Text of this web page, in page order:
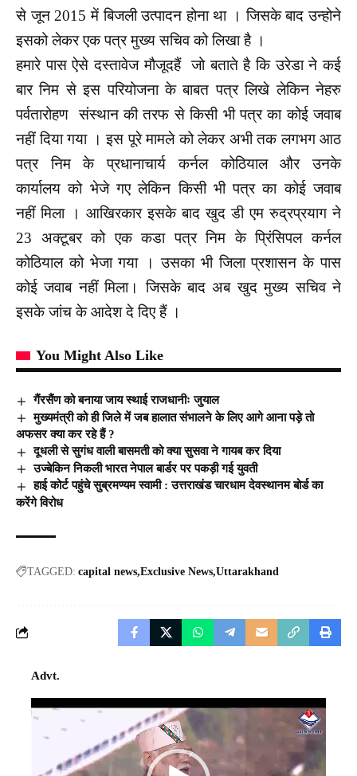
से जून 2015 में बिजली उत्पादन होना था । जिसके बाद उन्होने
इसको लेकर एक पत्र मुख्य सचिव को लिखा है ।
हमारे पास ऐसे दस्तावेज मौजूदहैं जो बताते है कि उरेडा ने कई
बार निम से इस परियोजना के बाबत पत्र लिखे लेकिन नेहरु
पर्वतारोहण संस्थान की तरफ से किसी भी पत्र का कोई जवाब
नहीं दिया गया । इस पूरे मामले को लेकर अभी तक लगभग आठ
पत्र निम के प्रधानाचार्य कर्नल कोठियाल और उनके
कार्यालय को भेजे गए लेकिन किसी भी पत्र का कोई जवाब
नहीं मिला । आखिरकार इसके बाद खुद डी एम रुद्रप्रयाग ने
23 अक्टूबर को एक कडा पत्र निम के प्रिंसिपल कर्नल
कोठियाल को भेजा गया । उसका भी जिला प्रशासन के पास
कोई जवाब नहीं मिला। जिसके बाद अब खुद मुख्य सचिव ने
इसके जांच के आदेश दे दिए हैं ।
You Might Also Like
गैंरसैंण को बनाया जाय स्थाई राजधानीः जुयाल
मुख्यमंत्री को ही जिले में जब हालात संभालने के लिए आगे आना पड़े तो
अफसर क्या कर रहे हैं ?
दूधली से सुगंध वाली बासमती को क्या सुसवा ने गायब कर दिया
उज्बेकिन निकली भारत नेपाल बार्डर पर पकड़ी गई युवती
हाई कोर्ट पहुंचे सुब्रमण्यम स्वामी : उत्तराखंड चारधाम देवस्थानम बोर्ड का
करेंगे विरोध
TAGGED: capital news Exclusive News Uttarakhand
Advt.
Video